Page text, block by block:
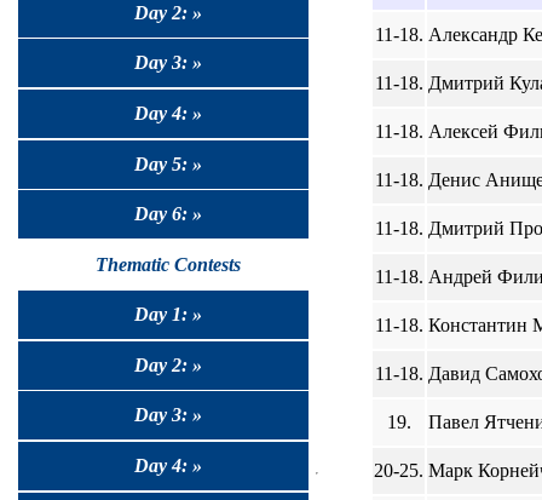
Day 2: »
Day 3: »
Day 4: »
Day 5: »
Day 6: »
Thematic Contests
Day 1: »
Day 2: »
Day 3: »
Day 4: »
11-18. Александр
11-18. Дмитрий
11-18. Алексей
11-18. Денис
11-18. Дмитрий
11-18. Андрей
11-18. Константин
11-18. Давид
19. Павел
20-25. Марк